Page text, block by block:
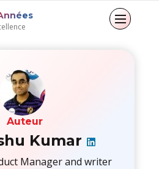
de données
fichiers
Auteur
Kumar
Manager and writer